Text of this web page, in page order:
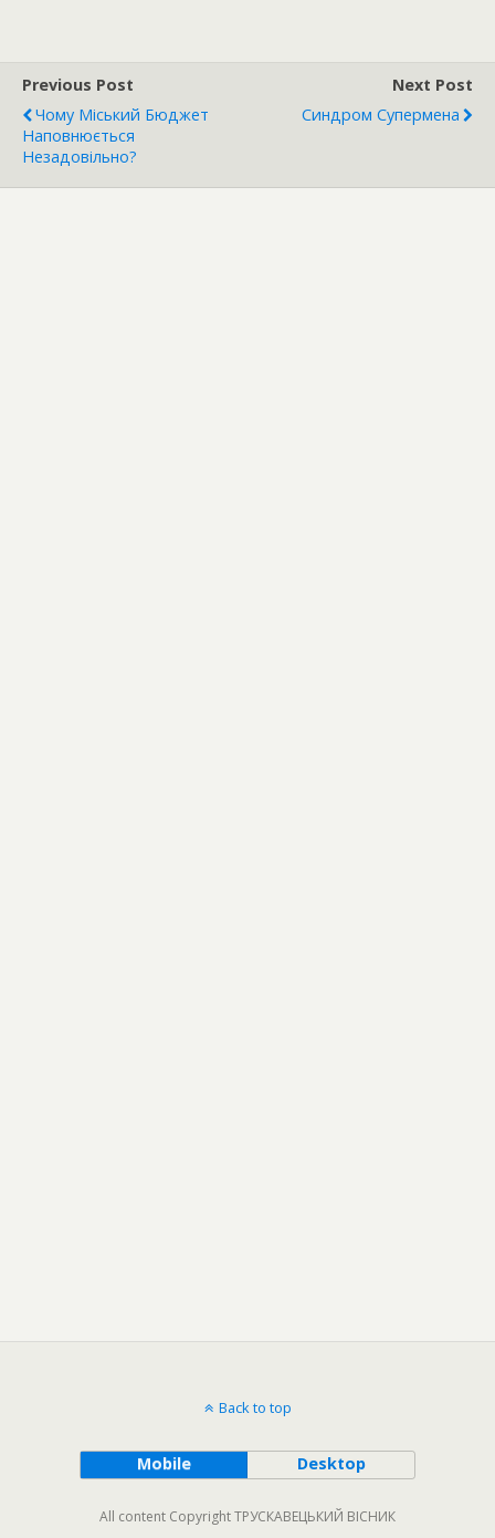
Previous Post
Чому Міський Бюджет
Наповнюється
Незадовільно?
Next Post
Синдром Супермена
Back to top
Mobile Desktop
All content Copyright ТРУСКАВЕЦЬКИЙ ВІСНИК